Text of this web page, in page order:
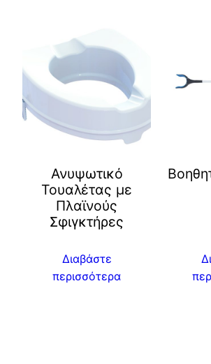
Ανυψωτικό
Τουαλέτας με
Πλαϊνούς
Σφιγκτήρες
Διαβάστε
περισσότερα